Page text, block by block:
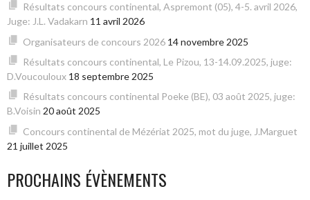
Résultats concours continental, Aspremont (05), 4-5. avril 2026,
Juge: J.L. Vadakarn 11 avril 2026
Organisateurs de concours 2026 14 novembre 2025
Résultats concours continental, Le Pizou, 13-14.09.2025, juge:
D.Voucouloux 18 septembre 2025
Résultats concours continental Poeke (BE), 03 août 2025, juge:
B.Voisin 20 août 2025
Concours continental de Mézériat 2025, mot du juge, J.Marguet
21 juillet 2025
PROCHAINS ÉVÈNEMENTS